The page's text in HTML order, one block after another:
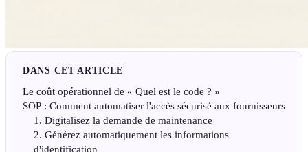
DANS CET ARTICLE
Le coût opérationnel de « Quel est le code ? »
SOP : Comment automatiser l'accès sécurisé aux fournisseurs
1. Digitalisez la demande de maintenance
2. Générez automatiquement les informations
d'identification